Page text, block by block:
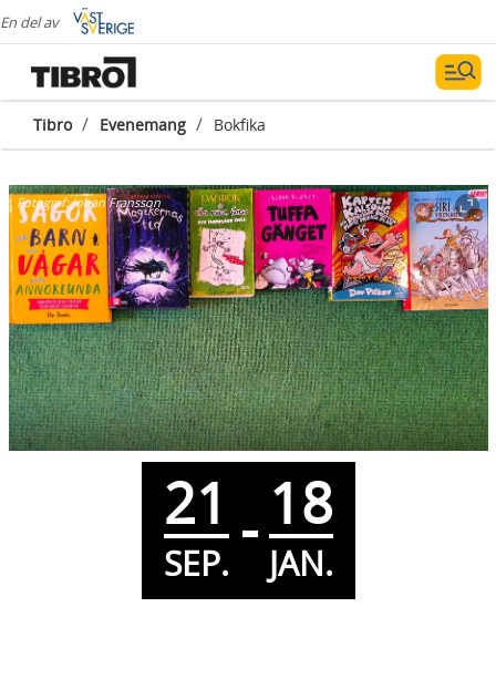
En del av
Tibro / Evenemang / Bokfika
Fotograf:Johan Fransson
21
SEP. - 18
JAN.